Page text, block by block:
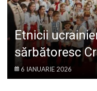
Etnicii
sărbătoresc
6 IANUARIE 2026